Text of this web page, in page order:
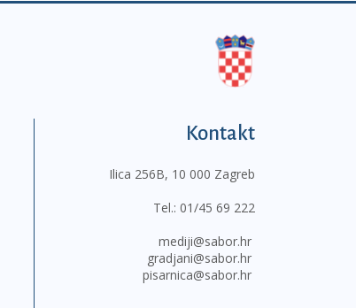
Kontakt
Ilica 256B, 10 000 Zagreb
Tel.: 01/45 69 222
mediji@sabor.hr
gradjani@sabor.hr
pisarnica@sabor.hr